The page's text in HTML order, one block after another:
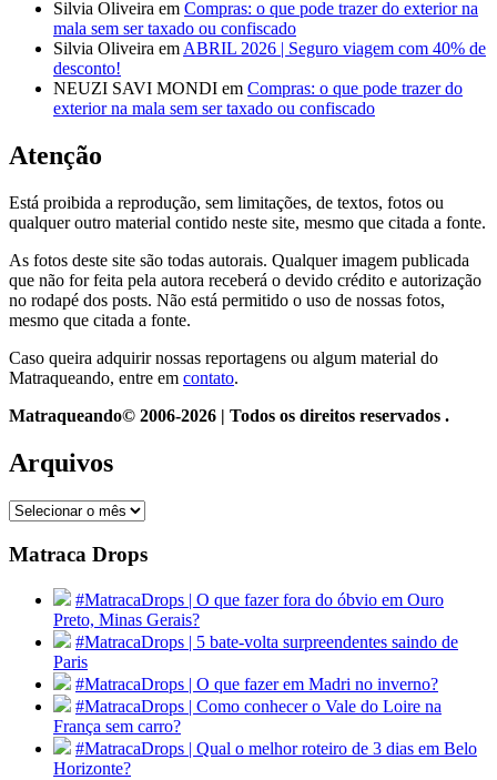
Silvia Oliveira em Compras: o que pode trazer do exterior na
mala sem ser taxado ou confiscado
Silvia Oliveira emABRIL 2026 | Seguro viagem com 40% de
desconto!
NEUZI SAVI MONDI em Compras: o que pode trazer do
exterior na mala sem ser taxado ou confiscado
Atenção
Está proibida a reprodução, sem limitações, de textos, fotos ou
qualquer outro material contido neste site, mesmo que citada a fonte.
As fotos deste site são todas autorais. Qualquer imagem publicada
que não for feita pela autora receberá o devido crédito e autorização
no rodapé dos posts. Não está permitido o uso de nossas fotos,
mesmo que citada a fonte.
Caso queira adquirir nossas reportagens ou algum material do
Matraqueando, entre em contato.
Matraqueando© 2006-2026 | Todos os direitos reservados .
Arquivos
Arquivos
Matraca Drops
#MatracaDrops | O que fazer fora do óbvio em Ouro
Preto, Minas Gerais?
#MatracaDrops | 5 bate-volta surpreendentes saindo de
Paris
#MatracaDrops | O que fazer em Madri no inverno?
#MatracaDrops | Como conhecer o Vale do Loire na
França sem carro?
#MatracaDrops | Qual o melhor roteiro de 3 dias em Belo
Horizonte?